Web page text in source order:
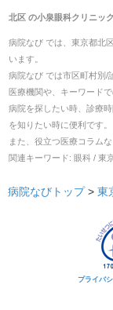
北区 の小泉眼科クリニッ
病院なび では、 東京都北
います。
病院なび では市区町村別/
医療機関や、キーワード
病院を探したい時、診療
を知りたい時に便利です。
また、役立つ医療コラム
関連キーワード: 眼科 / 東
病院なびトップ > 東
プライバ